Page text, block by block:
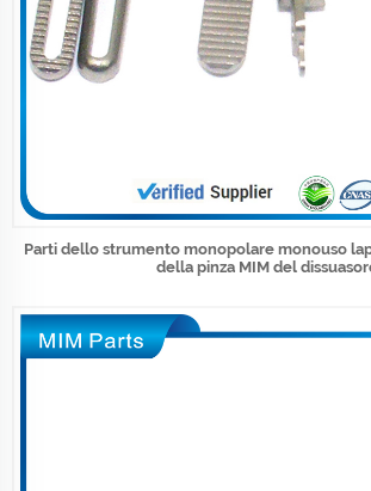
Parti dello strumento monopolare monouso
della pinza MIM del